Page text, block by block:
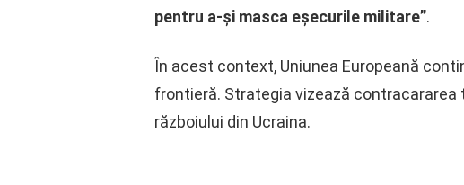
pentru a-şi masca eşecurile militare”.
În acest context, Uniunea Europeană
frontieră. Strategia vizează
războiului din Ucraina.